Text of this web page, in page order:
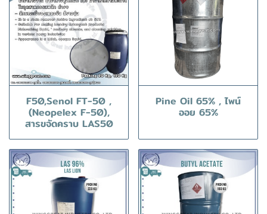
F50,Senol FT-50 ,
(Neopelex F-50),
สารขจัดคราบ LAS50
Pine Oil 65% , ไพน์
ออย 65%